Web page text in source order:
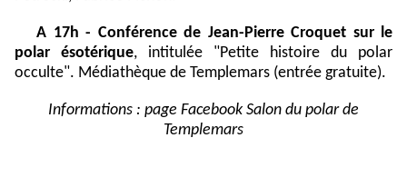
A 17h - Conférence de Jean-Pierre Croquet sur le
polar ésotérique, intitulée "Petite histoire du polar
occulte". Médiathèque de Templemars (entrée gratuite).
Informations : page Facebook Salon du polar de
Templemars